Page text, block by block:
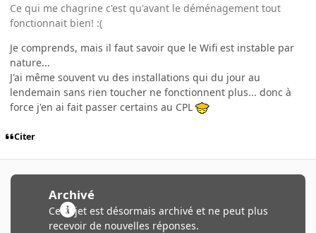
Ce qui me chagrine c'est qu'avant le déménagement tout
fonctionnait bien! :(
Je comprends, mais il faut savoir que le Wifi est instable par
nature...
J'ai même souvent vu des installations qui du jour au
lendemain sans rien toucher ne fonctionnent plus... donc à
force j'en ai fait passer certains au CPL
Citer
Archivé
Ce sujet est désormais archivé et ne peut plus
recevoir de nouvelles réponses.